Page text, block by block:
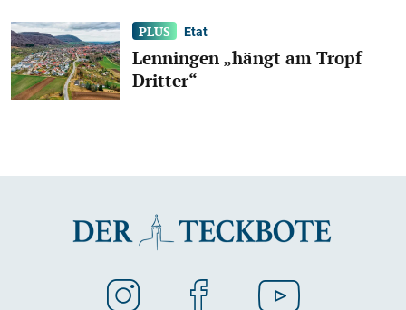
Etat
Lenningen „hängt am Tropf
Dritter“